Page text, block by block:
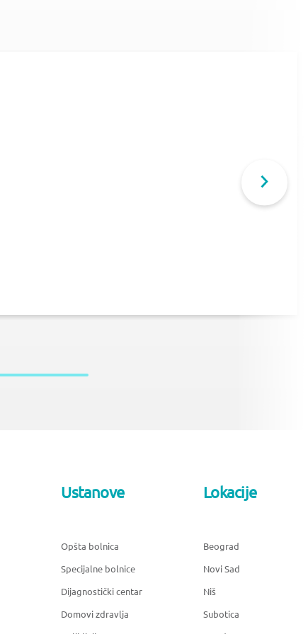
Ustanove
Opšta bolnica
Specijalne bolnice
Dijagnostički centar
Domovi zdravlja
Lokacije
Beograd
Novi Sad
Niš
Subotica